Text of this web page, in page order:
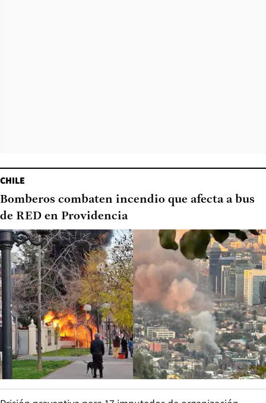
CHILE
Bomberos combaten incendio que afecta a bus
de RED en Providencia